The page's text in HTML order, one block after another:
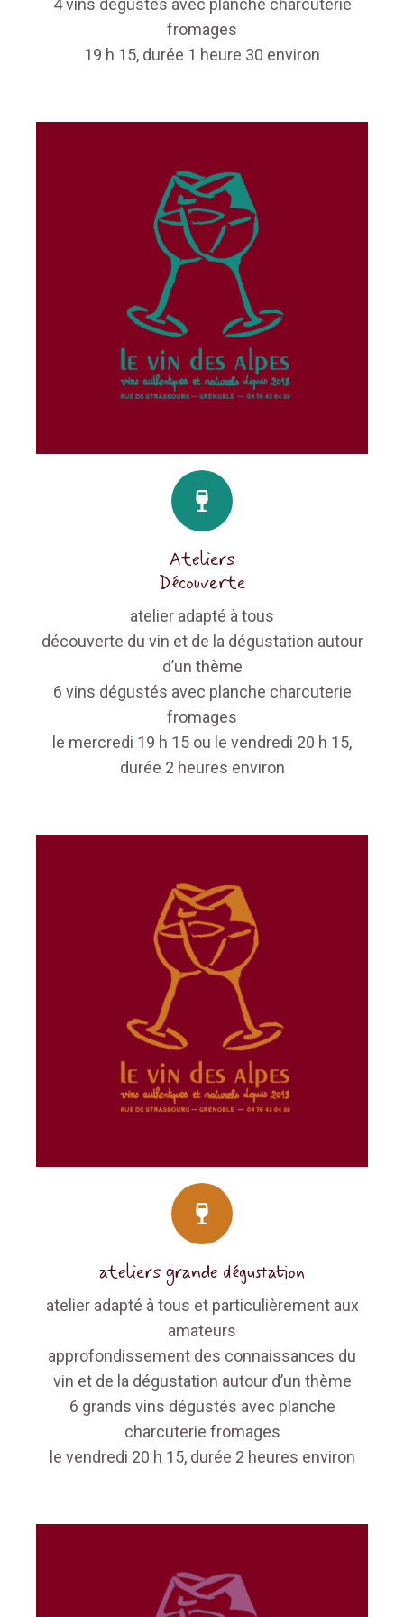
4 vins dégustés avec planche charcuterie
fromages
19 h 15, durée 1 heure 30 environ
Ateliers
Découverte​
atelier adapté à tous
découverte du vin et de la dégustation autour
d’un thème
6 vins dégustés avec planche charcuterie
fromages
le mercredi 19 h 15 ou le vendredi 20 h 15,
durée 2 heures environ
ateliers grande dégustation​
atelier adapté à tous et particulièrement aux
amateurs
approfondissement des connaissances du
vin et de la dégustation autour d’un thème
6 grands vins dégustés avec planche
charcuterie fromages
le vendredi 20 h 15, durée 2 heures environ